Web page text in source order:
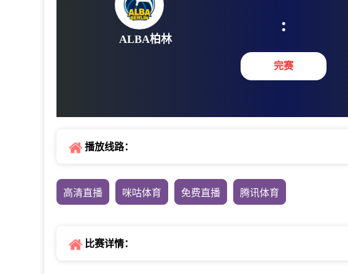
ALBA柏林
:
完赛
播放线路：
高清直播 咪咕体育 免费直播 腾讯体育
比赛详情：